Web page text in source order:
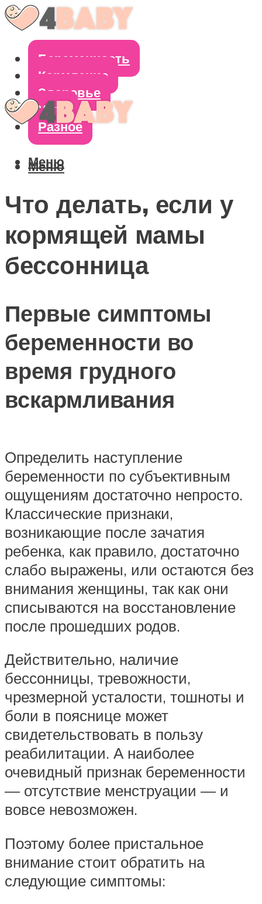
Беременность
Кормление
Здоровье
Уход
Разное
Меню
Меню
Что делать, если у
кормящей мамы
бессонница
Первые симптомы
беременности во
время грудного
вскармливания
Определить наступление
беременности по субъективным
ощущениям достаточно непросто.
Классические признаки,
возникающие после зачатия
ребенка, как правило, достаточно
слабо выражены, или остаются без
внимания женщины, так как они
списываются на восстановление
после прошедших родов.
Действительно, наличие
бессонницы, тревожности,
чрезмерной усталости, тошноты и
боли в пояснице может
свидетельствовать в пользу
реабилитации. А наиболее
очевидный признак беременности
— отсутствие менструации — и
вовсе невозможен.
Поэтому более пристальное
внимание стоит обратить на
следующие симптомы: